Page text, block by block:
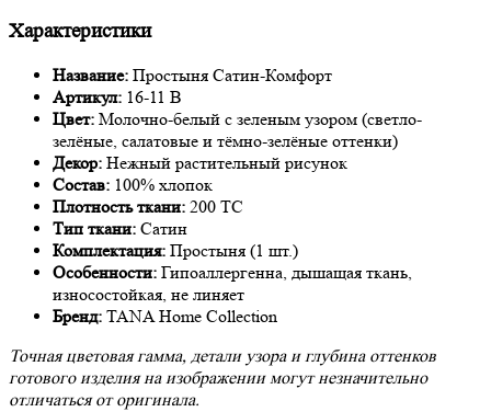
Характеристики
Название: Простыня Сатин-Комфорт
Артикул: 16-11 В
Цвет: Молочно-белый с зеленым узором (светло-
зелёные, салатовые и тёмно-зелёные оттенки)
Декор: Нежный растительный рисунок
Состав: 100% хлопок
Плотность ткани: 200 TC
Тип ткани: Сатин
Комплектация: Простыня (1 шт.)
Особенности: Гипоаллергенна, дышащая ткань,
износостойкая, не линяет
Бренд: TANA Home Collection
Точная цветовая гамма, детали узора и глубина оттенков
готового изделия на изображении могут незначительно
отличаться от оригинала.